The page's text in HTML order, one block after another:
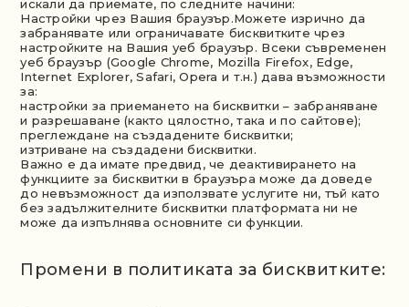
искали да приемате, по следните начини:
Настройки чрез Вашия браузър.Можете изрично да
забранявате или ограничавате бисквитките чрез
настройките на Вашия уеб браузър. Всеки съвременен
уеб браузър (Google Chrome, Mozilla Firefox, Edge,
Internet Explorer, Safari, Opera и т.н.) дава възможности
за:
настройки за приемането на бисквитки – забраняване
и разрешаване (както цялостно, така и по сайтове);
преглеждане на създадените бисквитки;
изтриване на създадени бисквитки.
Важно е да имате предвид, че деактивирането на
функциите за бисквитки в браузъра може да доведе
до невъзможност да използвате услугите ни, тъй като
без задължителните бисквитки платформата ни не
може да изпълнява основните си функции.
Промени в политиката за бисквитките: